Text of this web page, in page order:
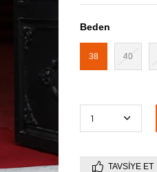
Beden
38 40
TAVSIYE ET